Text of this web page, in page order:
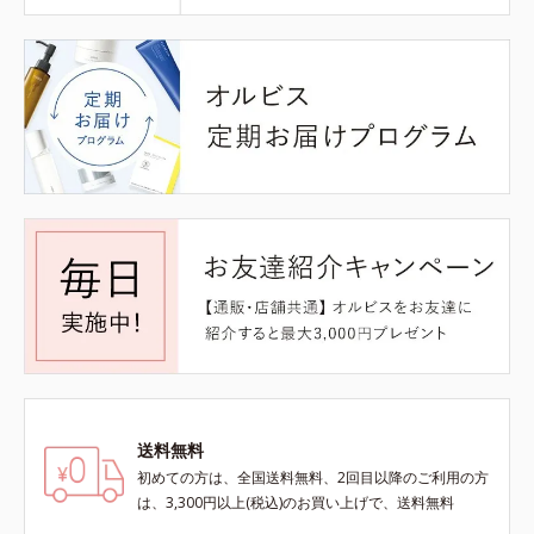
送料無料
初めての方は、全国送料無料、2回目以降のご利用の方
は、3,300円以上(税込)のお買い上げで、送料無料